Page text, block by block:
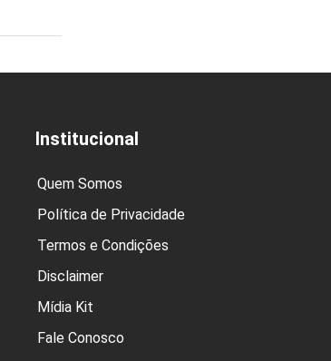
Institucional
Quem Somos
Política de Privacidade
Termos e Condições
Disclaimer
Mídia Kit
Fale Conosco